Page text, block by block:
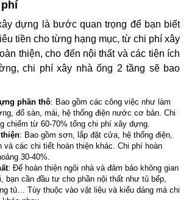
dựng là bước quan trọng để bạn biết
tiền cho từng hạng mục, từ chi phí xây
thiện, cho đến nội thất và các tiện ích
chi phí xây nhà ống 2 tầng sẽ bao
phần thô: Bao gồm các công việc như làm
đổ sàn, mái, hệ thống điện nước cơ bản. Chi
chiếm từ 60-70% tổng chi phí xây dựng.
: Bao gồm sơn, lắp đặt cửa, hệ thống điện,
các chi tiết hoàn thiện khác. Chi phí hoàn
30-40%.
: Để hoàn thiện ngôi nhà và đảm bảo không gian
bạn cần đầu tư cho phần nội thất như tủ bếp,
tủ… Tùy thuộc vào vật liệu và kiểu dáng mà chi